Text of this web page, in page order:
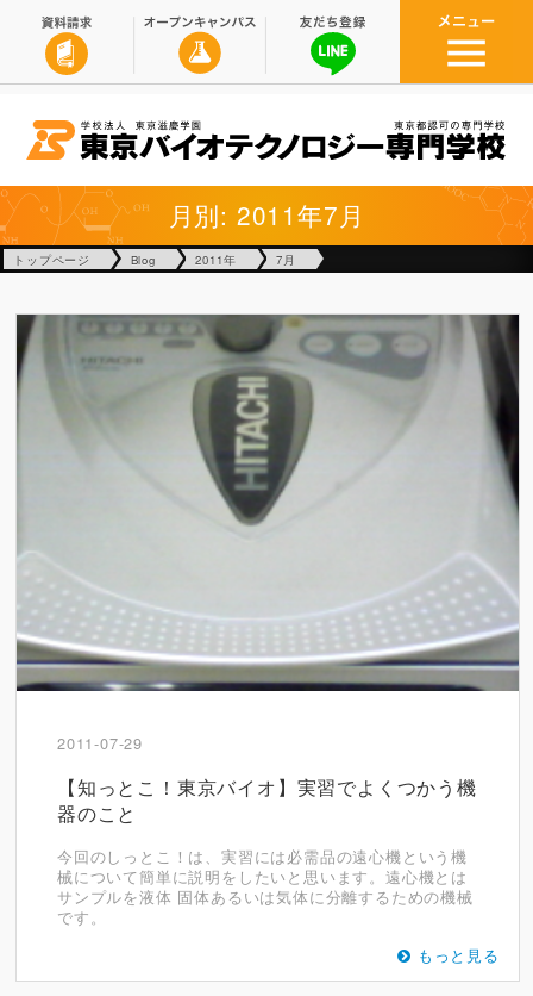
月別: 2011年7月
トップページ Blog 2011年 7月
2011-07-29
【知っとこ！東京バイオ】実習でよくつかう機
器のこと
今回のしっとこ！は、実習には必需品の遠心機という機
械について簡単に説明をしたいと思います。遠心機とは
サンプルを液体 固体あるいは気体に分離するための機械
です。
もっと見る